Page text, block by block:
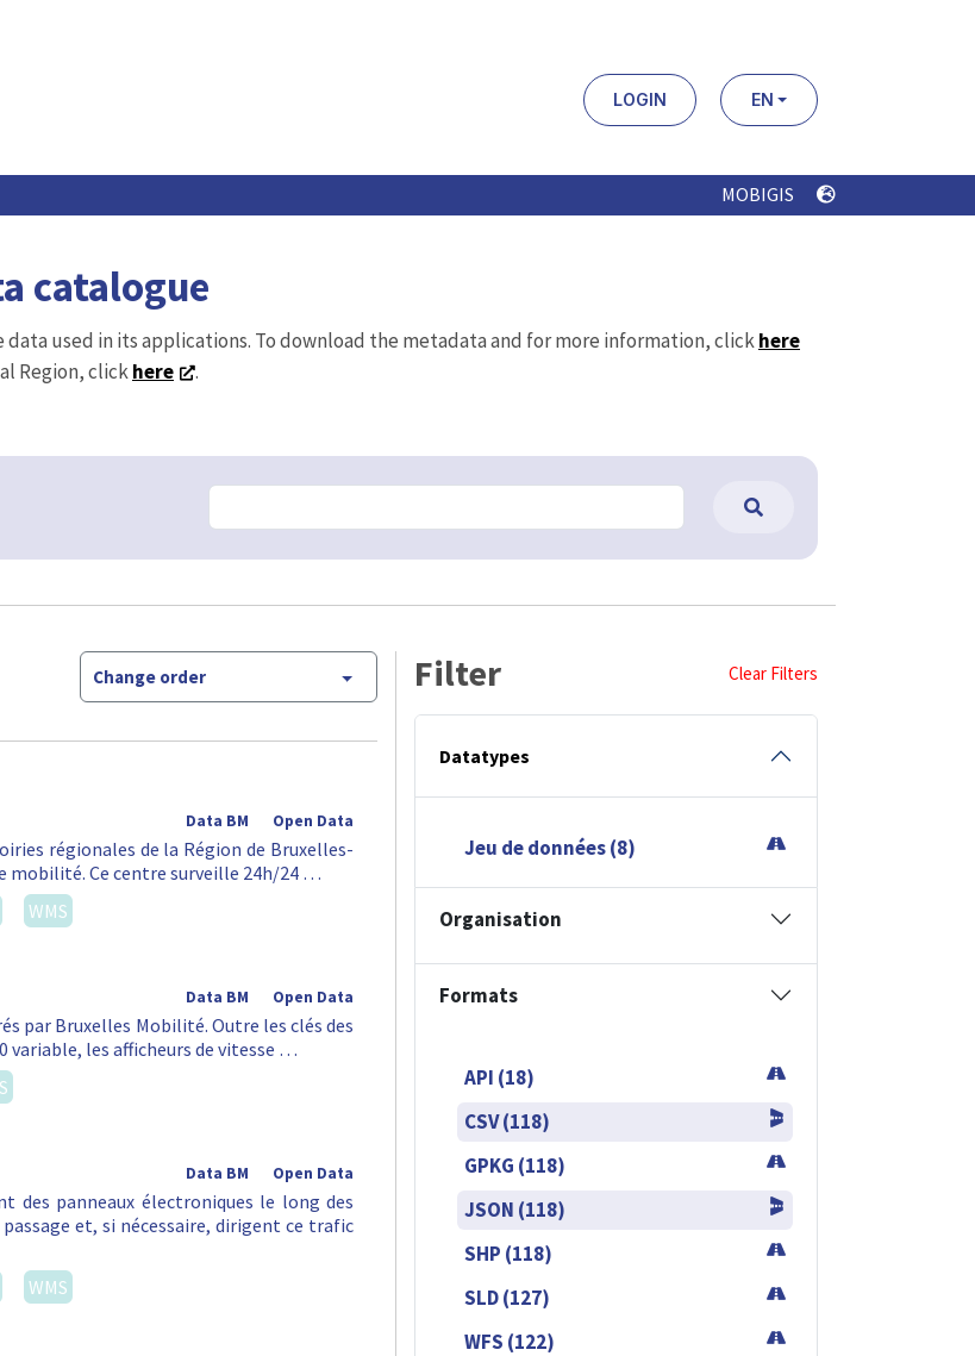
LOGIN EN
MOBIGIS
catalogue
used in its applications. To download the metadata and for more information, clickhere
Region, clickhere .
Change order
Open Data
Data BM
régionales de la Région de Bruxelles-
mobilité. Ce centre surveille 24h/24 …
WMS
Open Data
Data BM
par Bruxelles Mobilité. Outre les clés des
variable, les afficheurs de vitesse …
Open Data
Data BM
des panneaux électroniques le long des
et, si nécessaire, dirigent ce trafic
WMS
Filter Clear Filters
Datatypes
Jeu de données (8)
Organisation
Formats
API (18)
CSV (118)
GPKG (118)
JSON (118)
SHP (118)
SLD (127)
WFS (122)